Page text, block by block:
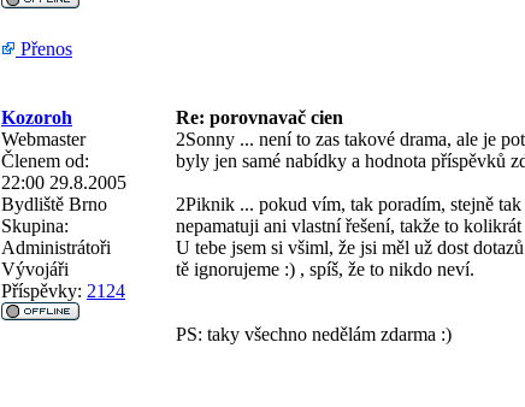
Přenos
Kozoroh Re: porovnavač cien
Webmaster
Členem od:
22:00 29.8.2005
Bydliště Brno
Skupina:
Administrátoři
Vývojáři
Příspěvky: 2124
2Sonny ... není to zas takové drama, ale je
byly jen samé nabídky a hodnota příspěvků
2Piknik ... pokud vím, tak poradím, stejně
nepamatuji ani vlastní řešení, takže to
U tebe jsem si všiml, že jsi měl už dost
tě ignorujeme :) , spíš, že to nikdo neví.
PS: taky všechno nedělám zdarma :)